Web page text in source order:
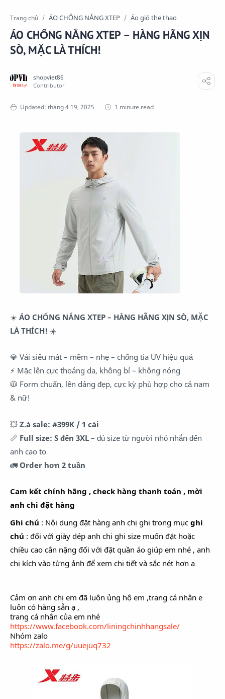
Trang chủ ÁO CHỐNG NẮNG XTEP Áo gió the thao
ÁO CHỐNG NẮNG XTEP – HÀNG HÃNG XỊN
SÒ, MẶC LÀ THÍCH!
1 minute read
☀️ ÁO CHỐNG NẮNG XTEP – HÀNG HÃNG XỊN SÒ, MẶC
LÀ THÍCH! ☀️
💎 Vải siêu mát – mềm – nhẹ – chống tia UV hiệu quả
⚡ Mặc lên cực thoáng da, không bí – không nóng
🧥 Form chuẩn, lên dáng đẹp, cực kỳ phù hợp cho cả nam
& nữ!
💥 Z.á sale: #399K / 1 cái
📏 Full size: S đến 3XL – đủ size từ người nhỏ nhắn đến
anh cao to
🚛 Order hơn 2 tuần
Cam kết chính hãng , check hàng thanh toán , mời
anh chi đặt hàng
Ghi chú : Nội dung đặt hàng anh chị ghi trong mục ghi
chú : đối với giày dép anh chi ghi size muốn đặt hoặc
chiều cao cân nặng đối với đặt quần áo giúp em nhé , anh
chị kích vào từng ảnh để xem chi tiết và sắc nét hơn ạ
Cảm ơn anh chị em đã luôn ủng hộ em ,trang cá nhân e
luôn có hàng sẵn ạ ,
trang cá nhân của em nhé
https://www.facebook.com/liningchinhhangsale/
Nhóm zalo
https://zalo.me/g/uuejuq732